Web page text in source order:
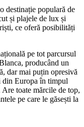
destinație populară de
și plajele de lux și
ce oferă posibilități
pe tot parcursul
producând un
dar mai puțin opresivă
din Europa în timpul
toate mărcile de top,
pe care le găsești la